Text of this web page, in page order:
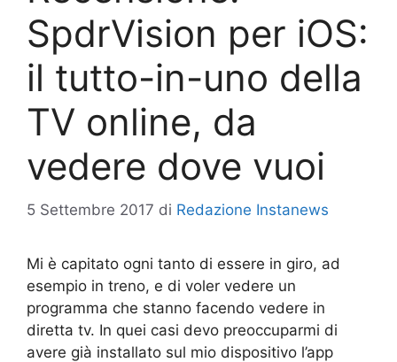
SpdrVision per iOS:
il tutto-in-uno della
TV online, da
vedere dove vuoi
5 Settembre 2017 di Redazione Instanews
Mi è capitato ogni tanto di essere in giro, ad
esempio in treno, e di voler vedere un
programma che stanno facendo vedere in
diretta tv. In quei casi devo preoccuparmi di
avere già installato sul mio dispositivo l’app